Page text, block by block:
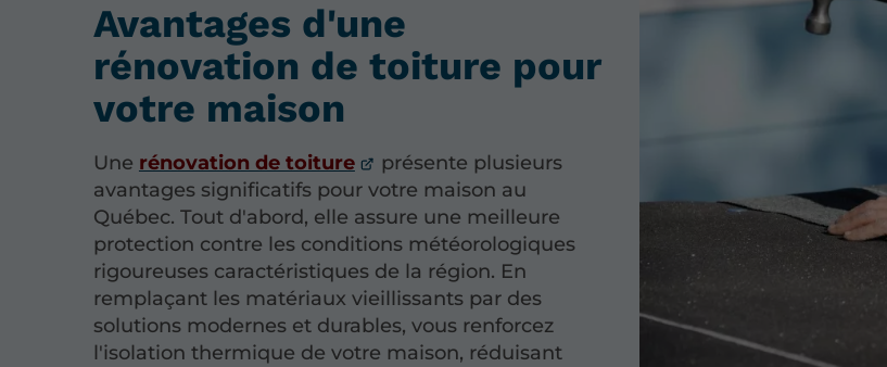
Avantages d'une
rénovation de toiture pour
votre maison
Une rénovation de toiture
présente plusieurs
avantages significatifs pour votre maison au
Québec. Tout d'abord, elle assure une meilleure
protection contre les conditions météorologiques
rigoureuses caractéristiques de la région. En
remplaçant les matériaux vieillissants par des
solutions modernes et durables, vous renforcez
l'isolation thermique de votre maison, réduisant